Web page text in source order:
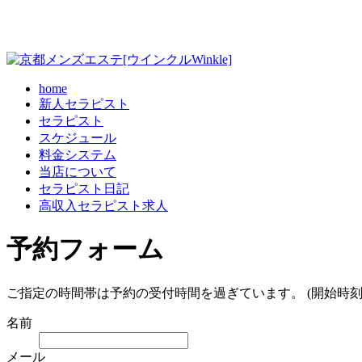
home
新人セラピスト
セラピスト
スケジュール
料金システム
当店について
セラピスト日記
高収入セラピスト求人
予約フォーム
ご指定の時間帯は予約の受付時間を過ぎています。 (開始時
名前
メール